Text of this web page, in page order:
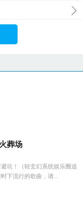
葬场
坑！（轻玄幻系统娱乐圈追
下流行的歌曲，请...